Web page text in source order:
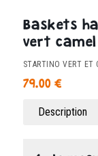
Baskets
vert camel
STARTINO VERT ET
79.00 €
Description